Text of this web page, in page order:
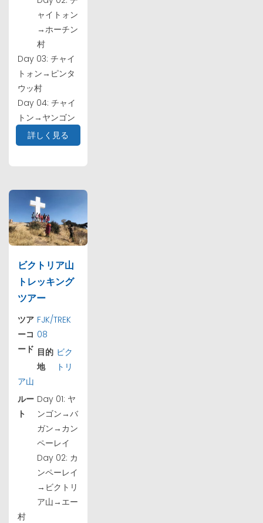
ャイトォン
→ホーチン
村
Day 03: チャイ
トォン→ピンタ
ウッ村
Day 04: チャイ
トン→ヤンゴン
詳しく見る
ビクトリア山
トレッキング
ツアー
ツア
ーコ
ード
FJK/TREK
08
目的
地
ビク
トリ
ア山
ルー
ト
Day 01: ヤ
ンゴン→バ
ガン→カン
ペーレイ
Day 02: カ
ンペーレイ
→ビクトリ
ア山→エー
村